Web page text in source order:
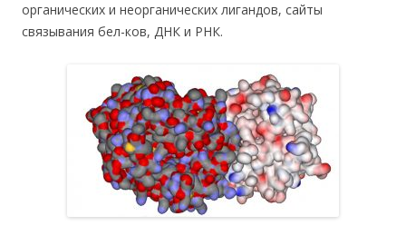
органических и неорганических лигандов, сайты
связывания бел-ков, ДНК и РНК.